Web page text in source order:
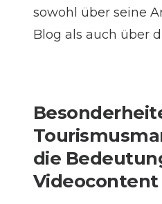
sowohl über seine
Blog als auch über
die
Videocontent